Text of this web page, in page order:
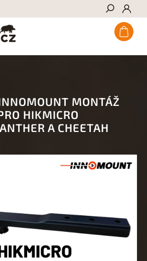
Hledat
MONTÁŽ
HIKMICRO
A CHEETAH